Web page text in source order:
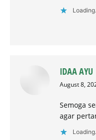
IDAA AYU
says:
August 8,
Semoga
agar